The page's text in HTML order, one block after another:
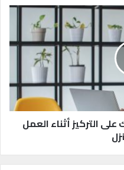
التركيز أثناء العمل